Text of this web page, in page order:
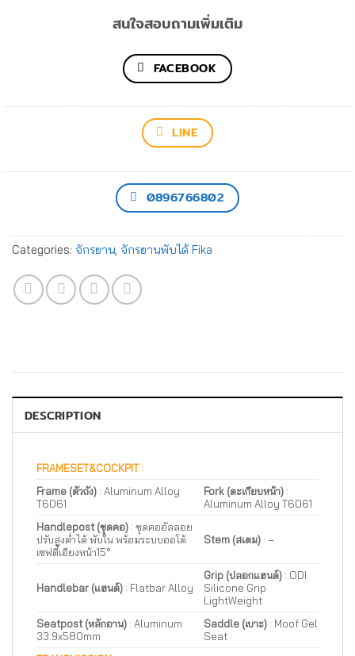
สนใจสอบถามเพิ่มเติม
FACEBOOK
LINE
0896766802
Categories: จักรยาน, จักรยานพับได้ Fika
DESCRIPTION
FRAMESET&COCKPIT :
Frame (ตัวถัง) : Aluminum Alloy
T6061
Fork (ตะเกียบหน้า) :
Aluminum Alloy T6061
Handlepost (ชุดคอ) : ชุดคออัลลอย
ปรับสูงต่ำได้ พับใน พร้อมระบบออโต้
เซฟตี้เอียงหน้า15°
Stem (สเตม) : –
Handlebar (แฮนด์) : Flatbar Alloy
Grip (ปลอกแฮนด์) : ODI
Silicone Grip
LightWeight
Seatpost (หลักอาน) : Aluminum
33.9x580mm
Saddle (เบาะ) : Moof Gel
Seat